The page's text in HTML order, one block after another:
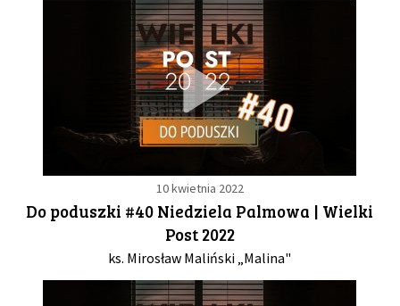
10 kwietnia 2022
Do poduszki #40 Niedziela Palmowa | Wielki
Post 2022
ks. Mirosław Maliński „Malina"